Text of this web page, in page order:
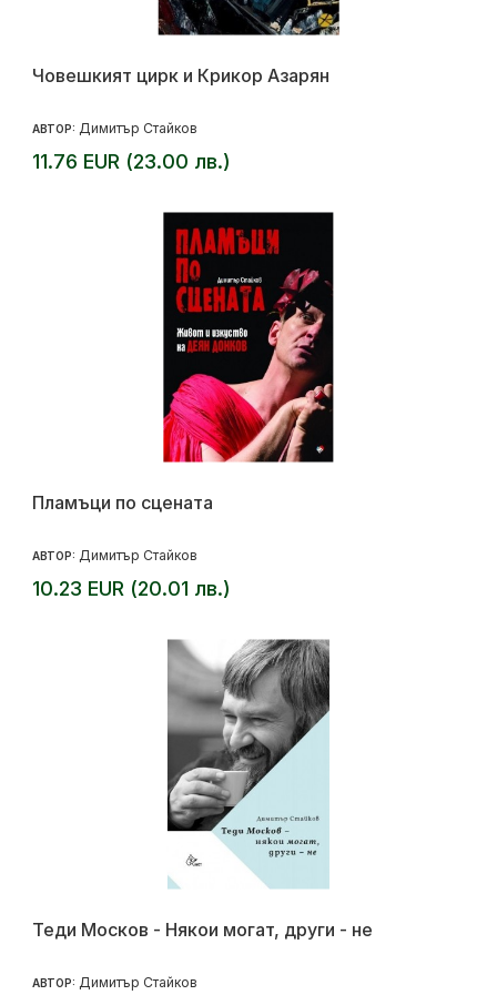
Човешкият цирк и Крикор Азарян
АВТОР: Димитър Стайков
11.76 EUR (23.00 лв.)
Пламъци по сцената
АВТОР: Димитър Стайков
10.23 EUR (20.01 лв.)
Теди Москов - Някои могат, други - не
АВТОР: Димитър Стайков